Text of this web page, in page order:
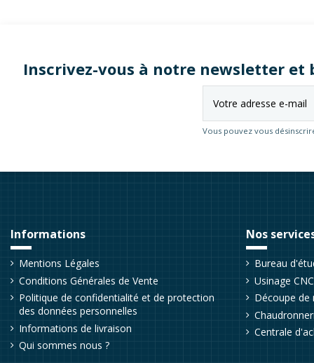
Inscrivez-vous à notre newsletter et
Vous pouvez vous
Informations
Mentions Légales
Conditions Générales de Vente
Politique de confidentialité et de protection
des données personnelles
Informations de livraison
Qui sommes nous ?
Nos
Bureau
Usinage
Découpe de
Centrale